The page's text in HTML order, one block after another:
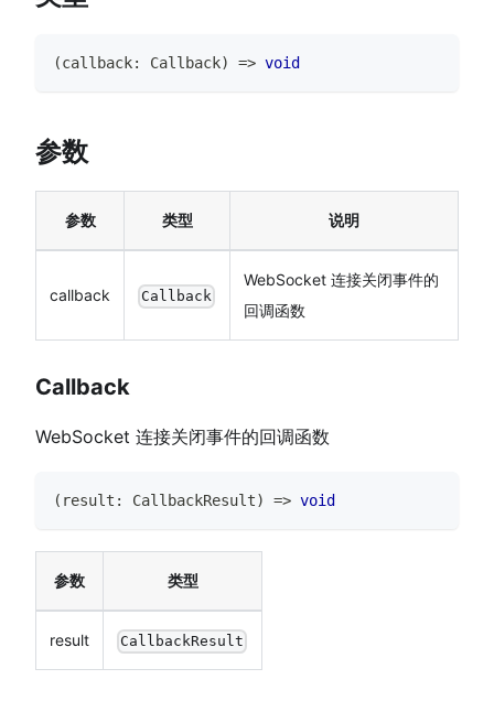
(callback: Callback) => void
参数
参数 类型 说明
callback Callback
WebSocket 连接关闭事件的
回调函数
Callback
WebSocket 连接关闭事件的回调函数
( result : CallbackResult) => void
参数 类型
result CallbackResult